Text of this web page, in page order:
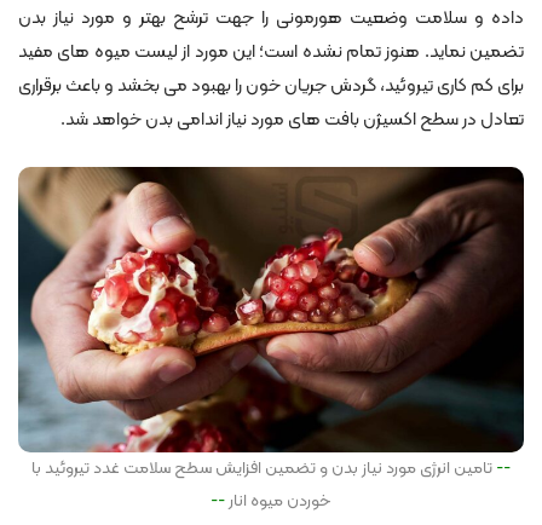
داده و سلامت وضعیت هورمونی را جهت ترشح بهتر و مورد نیاز بدن
تضمین نماید. هنوز تمام نشده است؛ این مورد از لیست میوه های مفید
برای کم کاری تیروئید، گردش جریان خون را بهبود می بخشد و باعث برقراری
تعادل در سطح اکسیژن بافت های مورد نیاز اندامی بدن خواهد شد.
تامین انرژی مورد نیاز بدن و تضمین افزایش سطح سلامت غدد تیروئید با
خوردن میوه انار